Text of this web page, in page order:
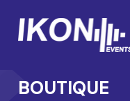
BOUTIQUE